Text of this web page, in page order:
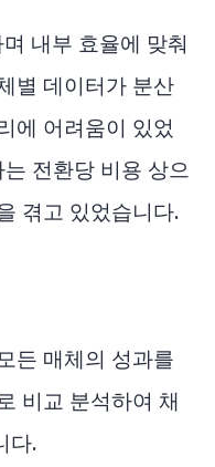
내부 효율에 맞춰
별 데이터가 분산
에 어려움이 있었
전환당 비용 상으
겪고 있었습니다.
든 매체의 성과를
비교 분석하여 채
다.